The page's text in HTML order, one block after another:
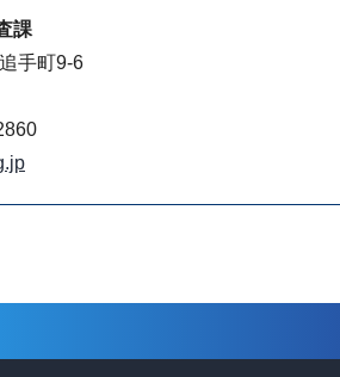
課
手町9-6